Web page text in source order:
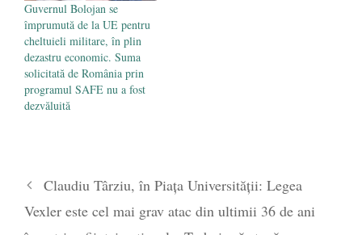
Guvernul Bolojan se
împrumută de la UE pentru
cheltuieli militare, în plin
dezastru economic. Suma
solicitată de România prin
programul SAFE nu a fost
dezvăluită
Claudiu Târziu, în Piața Universității: Legea
Vexler este cel mai grav atac din ultimii 36 de ani